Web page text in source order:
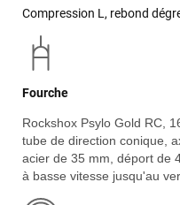
Compression L, rebond
Fourche
Rockshox Psylo Gold RC,
tube de direction conique,
acier de 35 mm, déport de
à basse vitesse jusqu'au